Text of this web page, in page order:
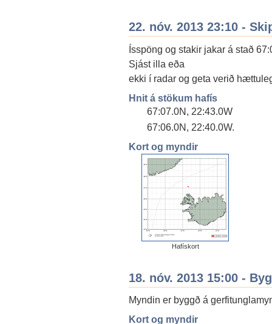
22. nóv. 2013 23:10 -
Ísspöng og stakir jakar á stað
Sjást illa eða
ekki í radar og geta verið
Hnit á stökum hafís
67:07.0N, 22:43.0W
67:06.0N, 22:40.0W.
Kort og myndir
Hafískort
18. nóv. 2013 15:00 -
Myndin er byggð á
Kort og myndir